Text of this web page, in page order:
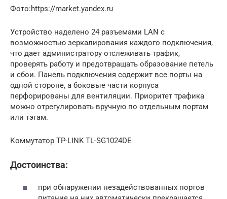
​Фото:https://market.yandex.ru
Устройство наделено 24 разъемами LAN с
возможностью зеркалирования каждого подключения,
что дает администратору отслеживать трафик,
проверять работу и предотвращать образование петель
и сбои. Панель подключения содержит все порты на
одной стороне, а боковые части корпуса
перфорированы для вентиляции. Приоритет трафика
можно отрегулировать вручную по отдельным портам
или тэгам.
Коммутатор TP-LINK TL-SG1024DE
Достоинства:
при обнаружении незадействованных портов